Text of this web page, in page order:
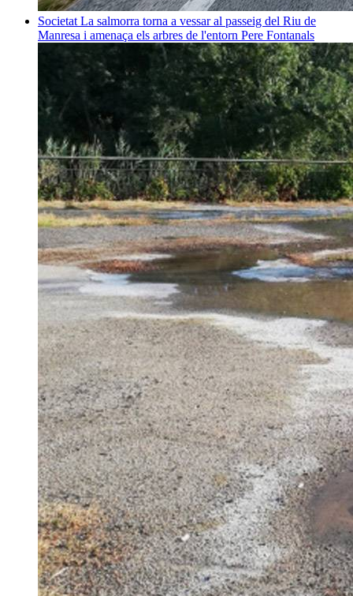
Societat La salmorra torna a vessar al passeig del Riu de
Manresa i amenaça els arbres de l'entorn Pere Fontanals